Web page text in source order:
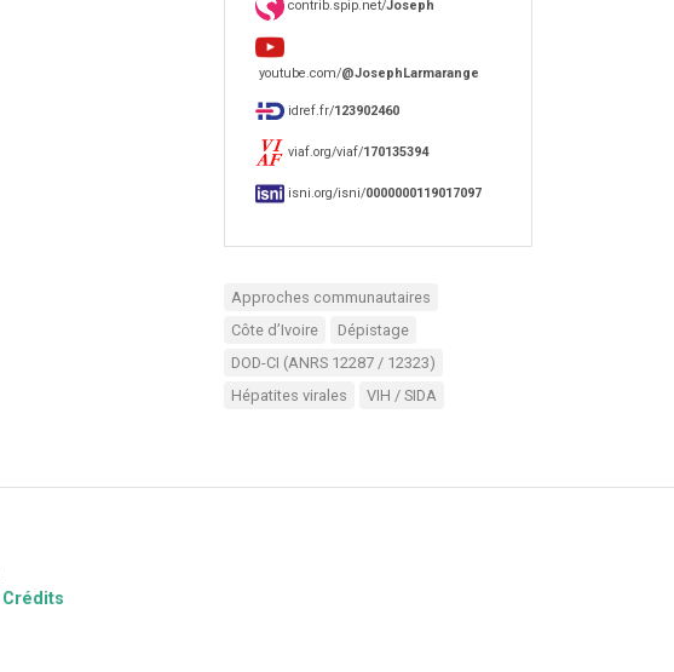
contrib.spip.net/Joseph
youtube.com/@JosephLarmarange
idref.fr/123902460
viaf.org/viaf/170135394
isni.org/isni/0000000119017097
Approches communautaires
Côte d’Ivoire
Dépistage
DOD-CI (ANRS 12287 / 12323)
Hépatites virales
VIH / SIDA
Crédits